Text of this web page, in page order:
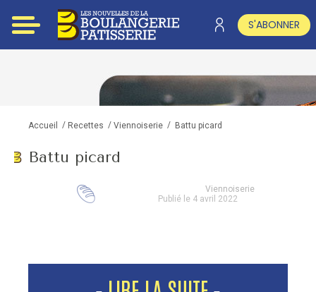
S'ABONNER
Accueil / Recettes / Viennoiserie / Battu picard
Battu picard
Viennoiserie
Publié le 4 avril 2022